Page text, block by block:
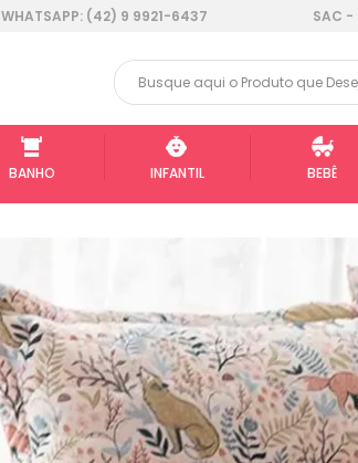
WHATSAPP: (42) 9 9921-6437 SAC
BANHO INFANTIL BEBÊ